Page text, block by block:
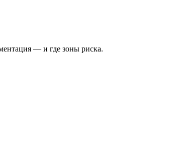
— и где зоны риска.